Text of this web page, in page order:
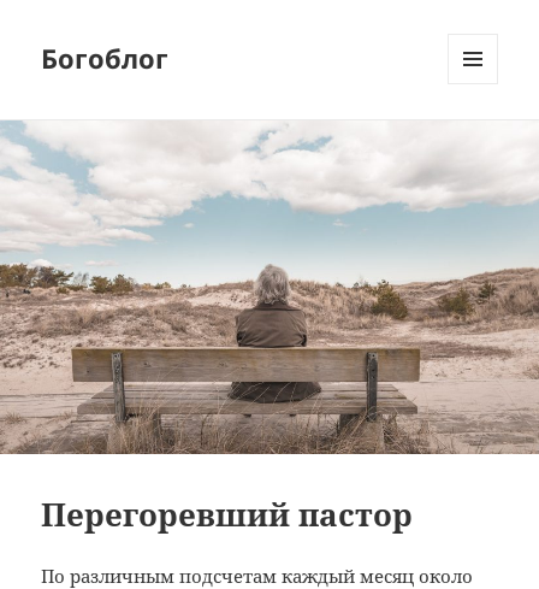
Богоблог
Перегоревший пастор
По различным подсчетам каждый месяц около